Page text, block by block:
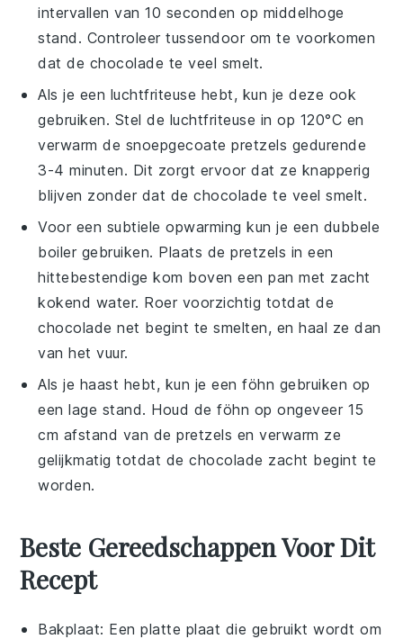
intervallen van 10 seconden op middelhoge
stand. Controleer tussendoor om te voorkomen
dat de chocolade te veel smelt.
Als je een luchtfriteuse hebt, kun je deze ook
gebruiken. Stel de luchtfriteuse in op 120°C en
verwarm de snoepgecoate pretzels gedurende
3-4 minuten. Dit zorgt ervoor dat ze knapperig
blijven zonder dat dechocolade te veel smelt.
Voor een subtiele opwarming kun je een dubbele
boiler gebruiken. Plaats depretzels in een
hittebestendige kom boven een pan met zacht
kokend water. Roer voorzichtig totdat de
chocolade net begint te smelten, en haal ze dan
van het vuur.
Als je haast hebt, kun je een föhn gebruiken op
een lage stand. Houd de föhn op ongeveer 15
cm afstand van depretzels en verwarm ze
gelijkmatig totdat dechocolade zacht begint te
worden.
Beste Gereedschappen Voor Dit
Recept
Bakplaat: Een platte plaat die gebruikt wordt om